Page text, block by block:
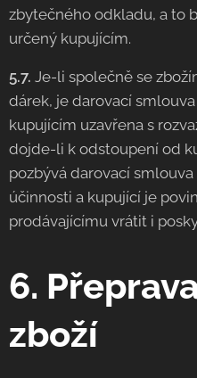
zbytečného odkladu, a to
určený kupujícím.
5.7. Je-li společně se
dárek, je darovací
kupujícím uzavřena s
dojde-li k odstoupení od
pozbývá darovací
účinnosti a kupující je
prodávajícímu vrátit i
6.
zboží